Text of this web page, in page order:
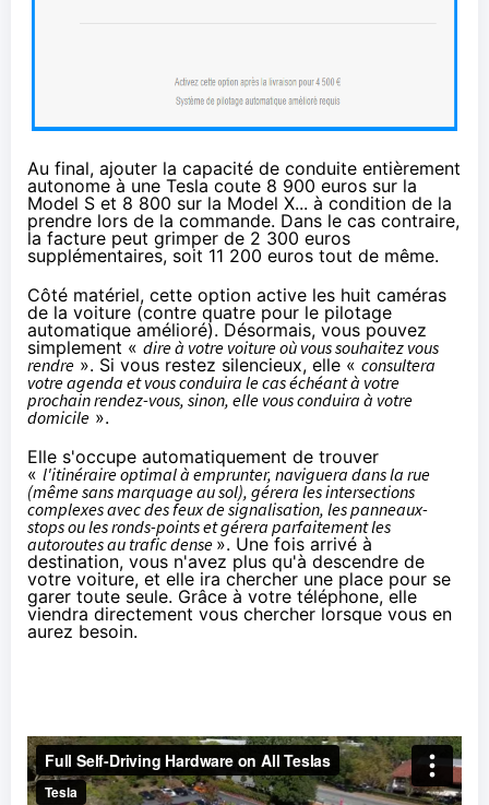
Au final, ajouter la capacité de conduite entièrement
autonome à une Tesla coute 8 900 euros sur la
Model S et 8 800 sur la Model X... à condition de la
prendre lors de la commande. Dans le cas contraire,
la facture peut grimper de 2 300 euros
supplémentaires, soit 11 200 euros tout de même.
Côté matériel, cette option active les huit caméras
de la voiture (contre quatre pour le pilotage
automatique amélioré). Désormais, vous pouvez
simplement « dire à votre voiture où vous souhaitez vous
rendre ». Si vous restez silencieux, elle « consultera
votre agenda et vous conduira le cas échéant à votre
prochain rendez-vous, sinon, elle vous conduira à votre
domicile ».
Elle s'occupe automatiquement de trouver
« l'itinéraire optimal à emprunter, naviguera dans la rue
(même sans marquage au sol), gérera les intersections
complexes avec des feux de signalisation, les panneaux-
stops ou les ronds-points et gérera parfaitement les
autoroutes au trafic dense ». Une fois arrivé à
destination, vous n'avez plus qu'à descendre de
votre voiture, et elle ira chercher une place pour se
garer toute seule. Grâce à votre téléphone, elle
viendra directement vous chercher lorsque vous en
aurez besoin.